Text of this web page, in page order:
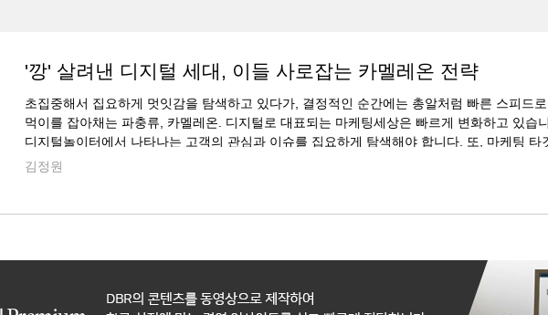
'깡' 살려낸 디지털 세대, 이들 사로잡는 카멜레온 전략
초집중해서 집요하게 멋잇감을 탐색하고 있다가, 결정적인 순간에는 총알처럼 빠른 스피드
먹이를 잡아채는 파충류, 카멜레온. 디지털로 대표되는 마케팅세상은 빠르게 변화하고 있습
디지털놀이터에서 나타나는 고객의 관심과 이슈를 집요하게 탐색해야 합니다. 또, 마케팅 타
정해졌다면 시속 100키로로 쏘는 카멜레온의 혀처럼 스피디하..
김정원